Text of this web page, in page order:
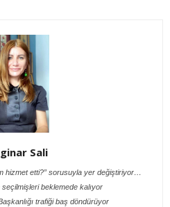
Sali
hizmet etti?” sorusuyla yer değiştiriyor…
seçilmişleri beklemede kalıyor
trafiği baş döndürüyor